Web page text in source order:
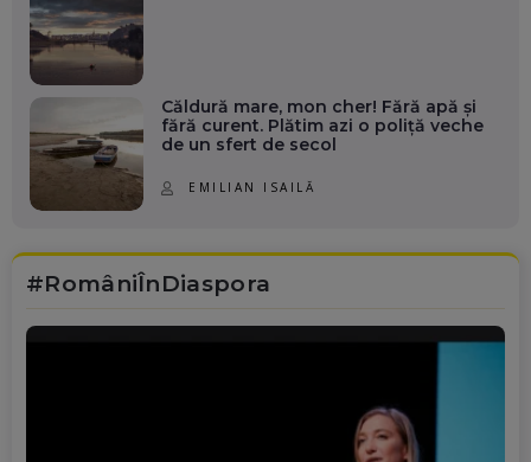
Căldură mare, mon cher! Fără apă și
fără curent. Plătim azi o poliță veche
de un sfert de secol
EMILIAN ISAILĂ
#RomâniÎnDiaspora